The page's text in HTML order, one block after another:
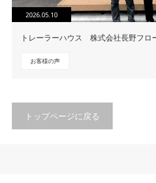
2026.05.10
トレーラーハウス 株式会社長野フロ
お客様の声
トップページに戻る